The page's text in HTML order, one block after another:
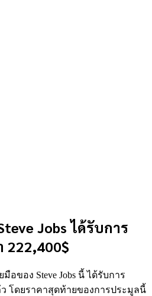
Jobs ได้รับการ
222,400$
อของ Steve Jobs นี้ ได้รับการ
โดยราคาสุดท้ายของการประมูลนี้